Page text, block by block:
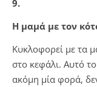
9.
Η μαμά με τον
Κυκλοφορεί με τα
στο κεφάλι. Αυτό το
ακόμη μία φορά,